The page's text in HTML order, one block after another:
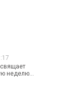
неделю...